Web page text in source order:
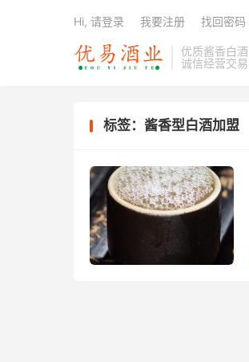
优质酱香白酒
诚信经营交易
Hi, 请登录 我要注册 找回密码
标签：酱香型白酒加盟